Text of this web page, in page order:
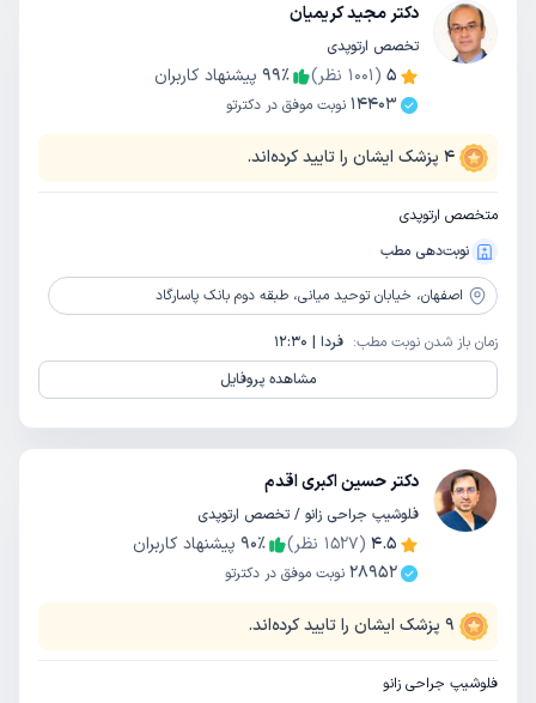
دکتر مجید کریمیان
تخصص ارتوپدی
5
(
1001 نظر) 99٪
پیشنهاد کاربران
14403 نوبت موفق در دکترتو
4 پزشک ایشان را تایید کرده‌اند.
متخصص ارتوپدی
نوبت‌دهی مطب
اصفهان، خیابان توحید میانی، طبقه دوم بانک پاسارگاد
زمان باز شدن نوبت مطب: فردا | 12:30
مشاهده پروفایل
دکتر حسین اکبری اقدم
فلوشیپ جراحی زانو / تخصص ارتوپدی
4.5
(
1527 نظر) 90٪
پیشنهاد کاربران
28952 نوبت موفق در دکترتو
9 پزشک ایشان را تایید کرده‌اند.
فلوشیپ جراحی زانو